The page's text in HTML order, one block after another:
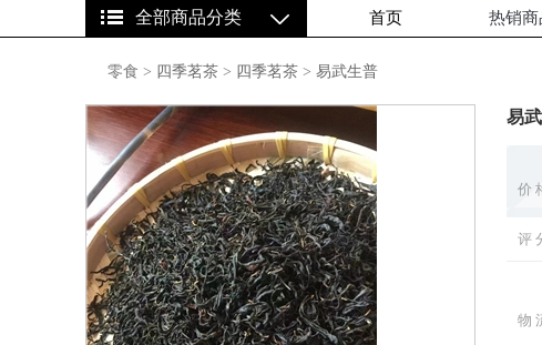
全部商品分类 首页 热销商
零食 > 四季茗茶 > 四季茗茶 > 易武生普
易
价
评
物